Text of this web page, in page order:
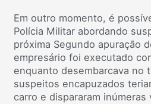
Em outro momento, é
Polícia Militar abordando
próxima Segundo apuração
empresário foi executado
enquanto desembarcava no
suspeitos encapuzados
carro e dispararam